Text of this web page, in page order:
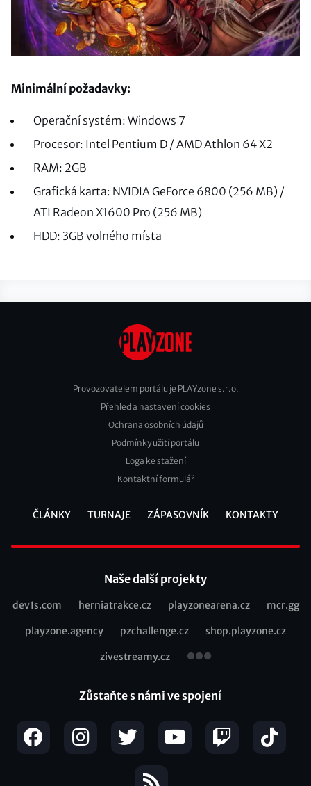
Minimální požadavky:
Operační systém: Windows 7
Procesor: Intel Pentium D / AMD Athlon 64 X2
RAM: 2GB
Grafická karta: NVIDIA GeForce 6800 (256 MB) /
ATI Radeon X1600 Pro (256 MB)
HDD: 3GB volného místa
Footer
Provozovatelem portálu je PLAYzone s.r.o.
Přehled a nastavení cookies
Ochrana osobních údajů
Podmínky užití portálu
Loga ke stažení
Kontaktní formulář
ČLÁNKY TURNAJE ZÁPASOVNÍK KONTAKTY
Naše další projekty
Recommended
dev1s.com herniatrakce.cz playzonearena.cz mcr.gg
playzone.agency pzchallenge.cz shop.playzone.cz
zivestreamy.cz
Zůstaňte s námi ve spojení